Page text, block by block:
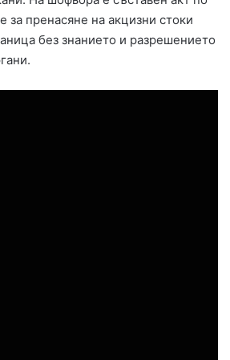
за пренасяне на акцизни стоки
без знанието и разрешението